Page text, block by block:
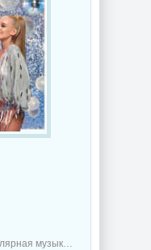
музыка / Новогодняя музыка